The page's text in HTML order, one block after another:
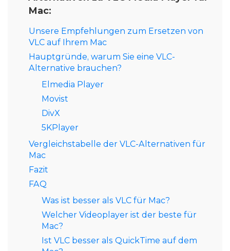
Mac:
Unsere Empfehlungen zum Ersetzen von
VLC auf Ihrem Mac
Hauptgründe, warum Sie eine VLC-
Alternative brauchen?
Elmedia Player
Movist
DivX
5KPlayer
Vergleichstabelle der VLC-Alternativen für
Mac
Fazit
FAQ
Was ist besser als VLC für Mac?
Welcher Videoplayer ist der beste für
Mac?
Ist VLC besser als QuickTime auf dem